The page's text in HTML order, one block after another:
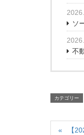
ソ
不
カテゴリー
【